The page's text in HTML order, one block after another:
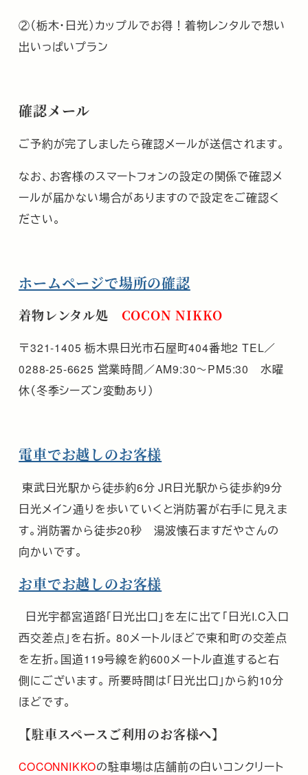
②（栃木・日光）カップルでお得！着物レンタルで想い
出いっぱいプラン
確認メール
ご予約が完了しましたら確認メールが送信されます。
なお、お客様のスマートフォンの設定の関係で確認メ
ールが届かない場合がありますので設定をご確認く
ださい。
ホームページで場所の確認
着物レンタル処 COCON NIKKO
〒321-1405 栃木県日光市石屋町404番地2 TEL／
0288-25-6625 営業時間／AM9:30～PM5:30 水曜
休（冬季シーズン変動あり）
電車でお越しのお客様
東武日光駅から徒歩約6分 JR日光駅から徒歩約9分
日光メイン通りを歩いていくと消防署が右手に見えま
す。消防署から徒歩20秒 湯波懐石ますだやさんの
向かいです。
お車でお越しのお客様
日光宇都宮道路「日光出口」を左に出て「日光I.C入口
西交差点」を右折。 80メートルほどで東和町の交差点
を左折。国道119号線を約600メートル直進すると右
側にございます。 所要時間は「日光出口」から約10分
ほどです。
【駐車スペースご利用のお客様へ】
COCONNIKKOの駐車場は店舗前の白いコンクリート